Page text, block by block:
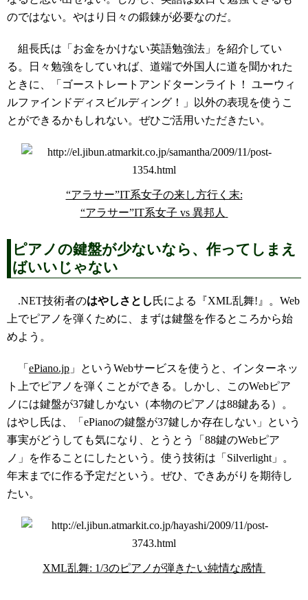
のではない。やはり日々の鍛錬が必要なのだ。
組長氏は「お金をかけない英語勉強法」を紹介してい
る。日々勉強をしていれば、道端で外国人に道を聞かれた
ときに、「ゴーストレートアンドターンライト！ ユーウィ
ルファインドディスビルディング！」以外の表現を使うこ
とができるかもしれない。ぜひご活用いただきたい。
“アラサー”IT系女子の来し方行く末:
“アラサー”IT系女子 vs 異邦人
ピアノの鍵盤が少ないなら、作ってしまえ
ばいいじゃない
.NET技術者のはやしさとし氏による『XML乱舞!』。Web
上でピアノを弾くために、まずは鍵盤を作るところから始
めよう。
「 ePiano.jp 」というWebサービスを使うと、インターネッ
ト上でピアノを弾くことができる。しかし、このWebピア
ノには鍵盤が37鍵しかない（本物のピアノは88鍵ある）。
はやし氏は、「ePianoの鍵盤が37鍵しか存在しない」という
事実がどうしても気になり、とうとう「88鍵のWebピア
ノ」を作ることにしたという。使う技術は「Silverlight」。
年末までに作る予定だという。ぜひ、できあがりを期待し
たい。
XML乱舞: 1/3のピアノが弾きたい純情な感情